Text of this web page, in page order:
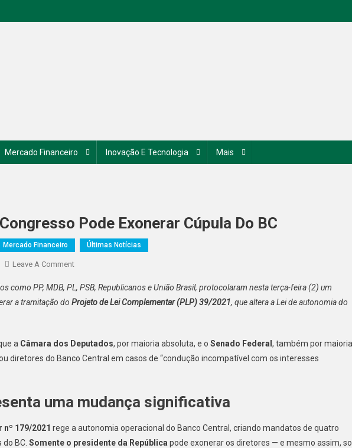
Mercado Financeiro Inovação E Tecnologia Mais
Pode Exonerar Cúpula Do BC
Mercado Financeiro Últimas Notícias
Leave A CommentOn
Avança
E
Exonerar
Cúpula
como PP, MDB, PL, PSB, Republicanos e União Brasil, protocolaram nesta terça-feira (2) um
a tramitação do Projeto de Lei Complementar (PLP) 39/2021, que altera a Lei de autonomia do
a Câmara dos Deputados, por maioria absoluta, e o Senado Federal , também por maioria
diretores do Banco Central em casos de “condução incompatível com os interesses
uma mudança significativa
179/2021 rege a autonomia operacional do Banco Central, criando mandatos de quatro
BC. Somente o presidente da República pode exonerar os diretores — e mesmo assim,